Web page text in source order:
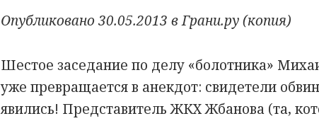
Опубликовано 30.05.2013 вГрани.ру(копия)
Шестое заседание по делу «болотника»
уже превращается в анекдот: свидетели
явились! Представитель ЖКХ Жбанова (та,